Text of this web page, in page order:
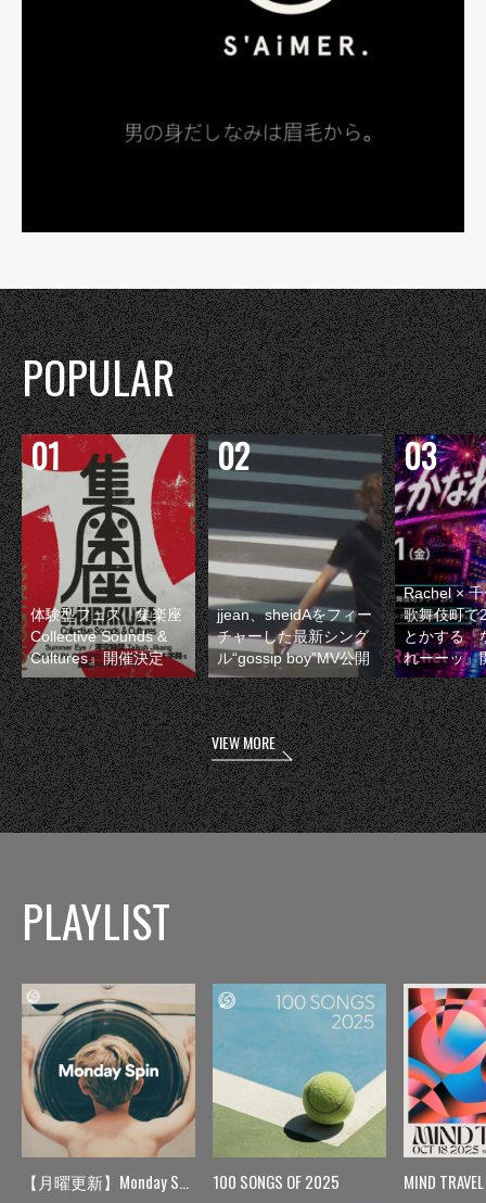
POPULAR
体験型フェス『集楽座
Collective Sounds &
Cultures』開催決定
jjean、sheidAをフィー
チャーした最新シング
ル“gossip boy”MV公開
Rachel ×
歌舞伎町で
とかする『
れーーッ』
VIEW MORE
PLAYLIST
【月曜更新】Monday Spin 100 SONGS OF 2025 MIND TRAVEL